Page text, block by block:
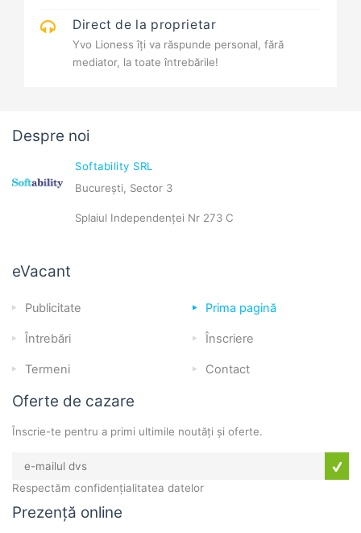
Direct de la proprietar
Yvo Lioness îți va răspunde personal, fără
mediator, la toate întrebările!
Despre noi
Softability SRL
București, Sector 3
Splaiul Independenței Nr 273 C
eVacant
Publicitate Prima pagină
Întrebări Înscriere
Termeni Contact
Oferte de cazare
Înscrie-te pentru a primi ultimile noutăți și oferte.
Respectăm confidențialitatea datelor
Prezență online